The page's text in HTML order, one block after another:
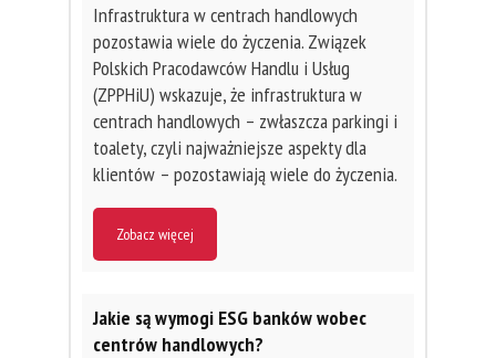
Infrastruktura w centrach handlowych
pozostawia wiele do życzenia. Związek
Polskich Pracodawców Handlu i Usług
(ZPPHiU) wskazuje, że infrastruktura w
centrach handlowych – zwłaszcza parkingi i
toalety, czyli najważniejsze aspekty dla
klientów – pozostawiają wiele do życzenia.
Zobacz więcej
Jakie są wymogi ESG banków wobec
centrów handlowych?